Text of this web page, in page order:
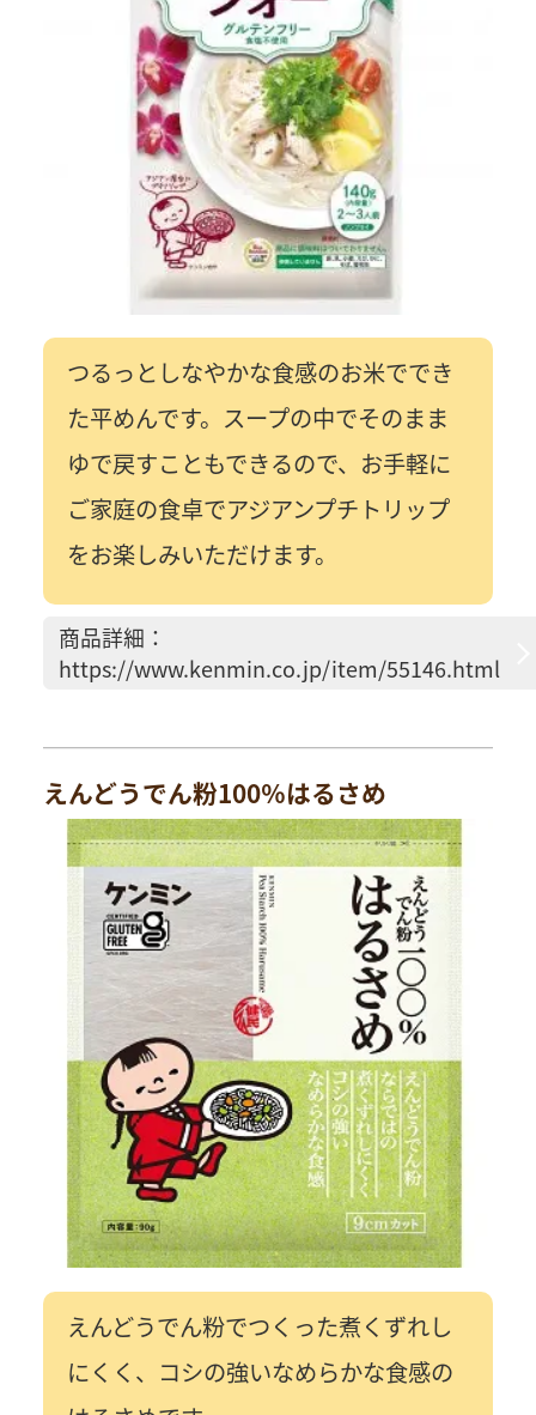
つるっとしなやかな食感のお米ででき
た平めんです。スープの中でそのまま
ゆで戻すこともできるので、お手軽に
ご家庭の食卓でアジアンプチトリップ
をお楽しみいただけます。
商品詳細：
https://www.kenmin.co.jp/item/55146.html
えんどうでん粉100％はるさめ
えんどうでん粉でつくった煮くずれし
にくく、コシの強いなめらかな食感の